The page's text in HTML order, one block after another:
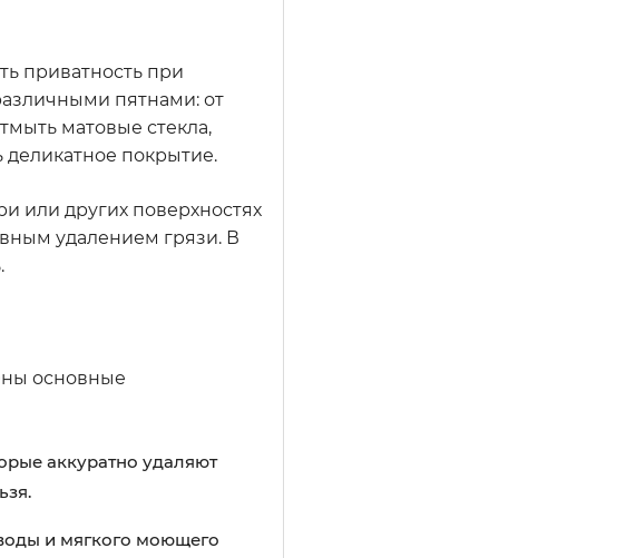
приватность при
пятнами: от
матовые стекла,
покрытие.
или других поверхностях
удалением грязи. В
основные
аккуратно удаляют
и мягкого моющего